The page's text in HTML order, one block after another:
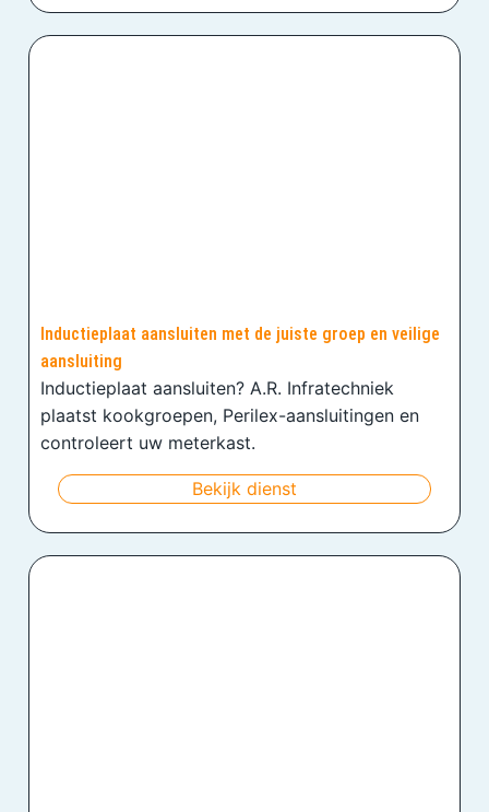
Inductieplaat aansluiten met de juiste groep en veilige
aansluiting
Inductieplaat aansluiten? A.R. Infratechniek
plaatst kookgroepen, Perilex-aansluitingen en
controleert uw meterkast.
Bekijk dienst